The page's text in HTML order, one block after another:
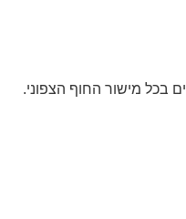
בכל מישור החוף הצפוני.